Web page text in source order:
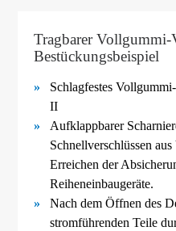
Tragbarer Vollgummi-
Bestückungsbeispiel
Schlagfestes Vollgummi-
II
Aufklappbarer
Schnellverschlüssen
Erreichen der
Reiheneinbaugeräte.
Nach dem Öffnen des
stromführenden Teile